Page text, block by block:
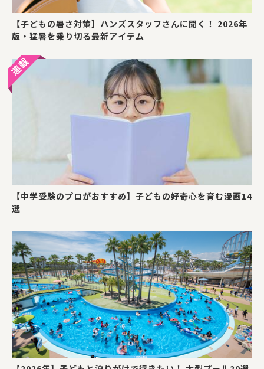
【子どもの暑さ対策】ハンズスタッフさんに聞く！ 2026年
版・猛暑を乗り切る最新アイテム
【中学受験のプロがおすすめ】子どもの好奇心を育む漫画14
選